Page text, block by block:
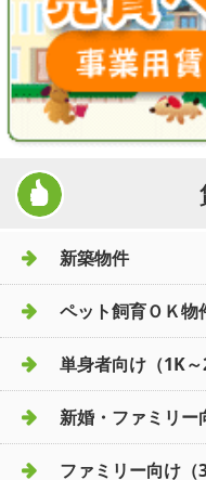
新築物件
ペット飼育ＯＫ物
単身者向け（1K～
新婚・ファミリー
ファミリー向け（